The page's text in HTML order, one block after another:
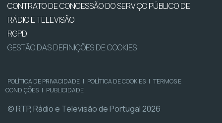
CONTRATO DE CONCESSÃO DO SERVIÇO PÚBLICO DE
RÁDIO E TELEVISÃO
RGPD
GESTÃO DAS DEFINIÇÕES DE COOKIES
POLÍTICA DE PRIVACIDADE | POLÍTICA DE COOKIES | TERMOS E
CONDIÇÕES | PUBLICIDADE
© RTP, Rádio e Televisão de Portugal 2026